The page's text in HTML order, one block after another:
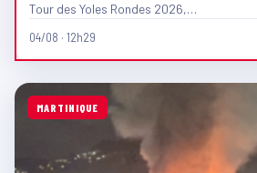
Tour des Yoles Rondes 2026,…
04/08 · 12h29
MARTINIQUE